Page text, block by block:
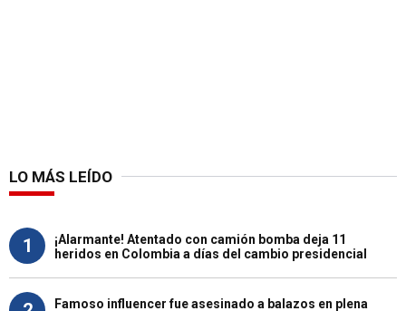
LO MÁS LEÍDO
1
¡Alarmante! Atentado con camión bomba deja 11
heridos en Colombia a días del cambio presidencial
Famoso influencer fue asesinado a balazos en plena